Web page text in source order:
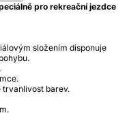
pro rekreační jezdce
složením disponuje
trvanlivost barev.